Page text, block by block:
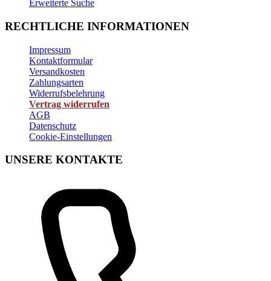
Erweiterte Suche
RECHTLICHE INFORMATIONEN
Impressum
Kontaktformular
Versandkosten
Zahlungsarten
Widerrufsbelehrung
Vertrag widerrufen
AGB
Datenschutz
Cookie-Einstellungen
UNSERE KONTAKTE